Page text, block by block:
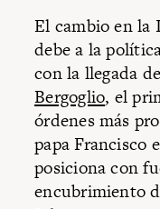
El cambio en la
debe a la
con la llegada
Bergoglio, el
órdenes más
papa Francisco
posiciona con
encubrimiento